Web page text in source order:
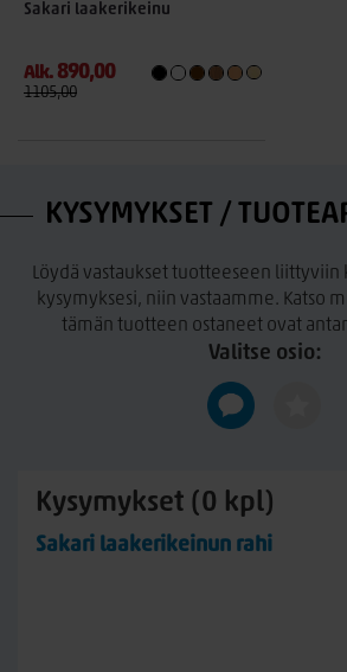
Sakari laakerikeinu
Alk. 890,00
1105,00
KYSYMYKSET /
Löydä vastaukset tuotteeseen liittyviin
kysymyksesi, niin vastaamme. Katso
tämän tuotteen ostaneet ovat
Valitse osio:
Kysymykset (0 kpl)
Sakari laakerikeinun rahi